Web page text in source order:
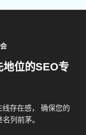
地位的SEO专
存在感， 确保您的
列前茅。